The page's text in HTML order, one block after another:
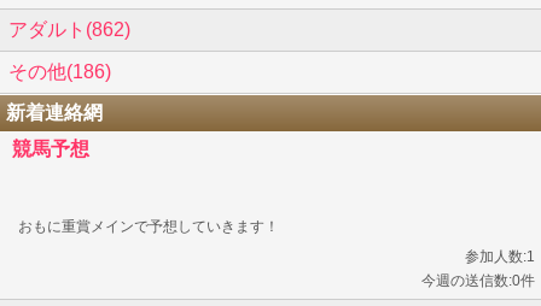
アダルト(862)
その他(186)
新着連絡網
競馬予想
おもに重賞メインで予想していきます！
参加人数:1
今週の送信数:0件